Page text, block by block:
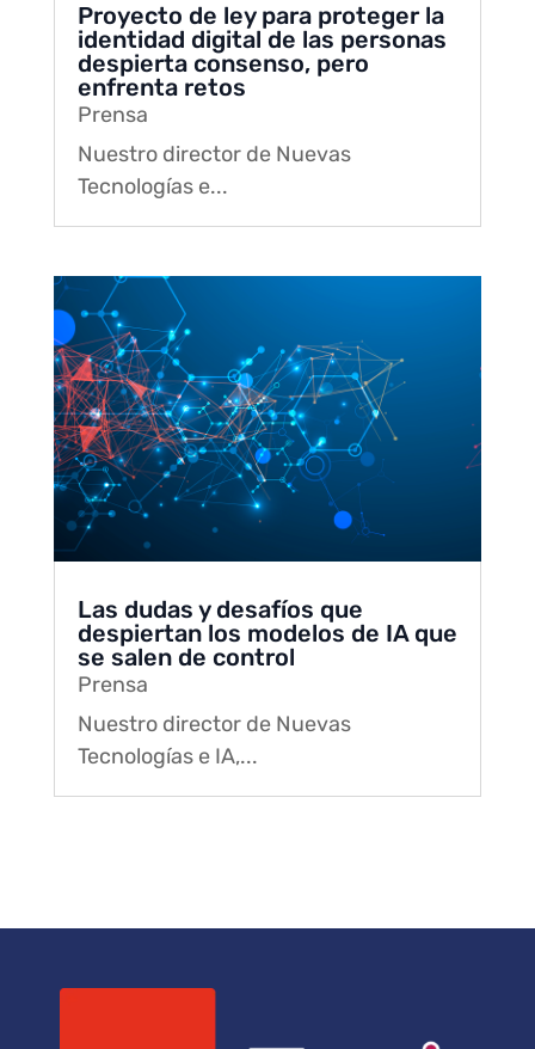
Proyecto de ley para proteger la
identidad digital de las personas
despierta consenso, pero
enfrenta retos
Prensa
Nuestro director de Nuevas
Tecnologías e...
Las dudas y desafíos que
despiertan los modelos de IA que
se salen de control
Prensa
Nuestro director de Nuevas
Tecnologías e IA,...